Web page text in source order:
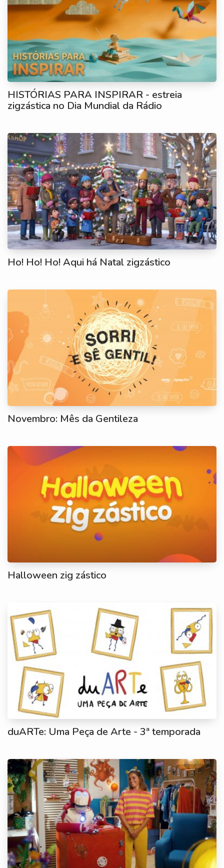
HISTÓRIAS PARA INSPIRAR - estreia
zigzástica no Dia Mundial da Rádio
Ho! Ho! Ho! Aqui há Natal zigzástico
Novembro: Mês da Gentileza
Halloween zig zástico
duARTe: Uma Peça de Arte - 3ª temporada